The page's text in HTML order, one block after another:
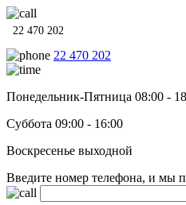
22 470 202
22 470 202
Понедельник-Пятница 08:00 -
Суббота 09:00 - 16:00
Воскресенье выходной
Введите номер телефона, и мы